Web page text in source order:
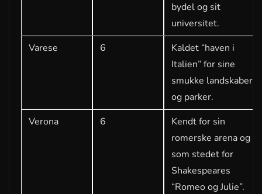
bydel og sit
universitet.
Varese
6
Kaldet “haven i
Italien” for sine
smukke landskaber
og parker.
Verona
6
Kendt for sin
romerske arena og
som stedet for
Shakespeares
“Romeo og Julie”.